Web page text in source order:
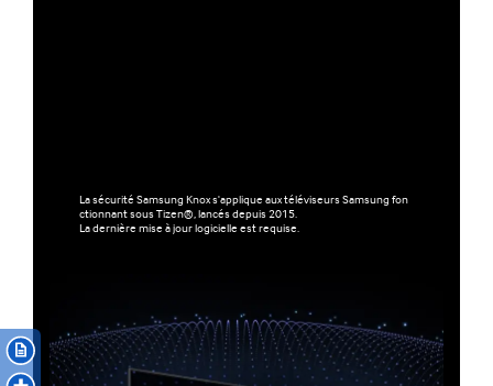
La sécurité Samsung Knox s'applique aux téléviseurs Samsung fon
ctionnant sous Tizen®, lancés depuis 2015.
La dernière mise à jour logicielle est requise.